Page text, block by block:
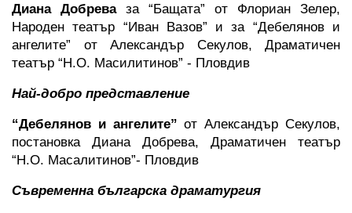
Диана Добрева за “Бащата” от Флориан Зелер,
Народен театър “Иван Вазов” и за “Дебелянов и
ангелите” от Александър Секулов, Драматичен
театър “Н.О. Масилитинов” - Пловдив
Най-добро представление
“Дебелянов и ангелите” от Александър Секулов,
постановка Диана Добрева, Драматичен театър
“Н.О. Масалитинов”- Пловдив
Съвременна българска драматургия